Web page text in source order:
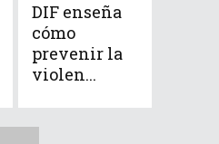
DIF enseña
cómo
prevenir la
violen...